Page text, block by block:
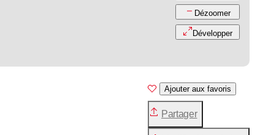
Dézoomer
Développer
Ajouter aux favoris
Partager